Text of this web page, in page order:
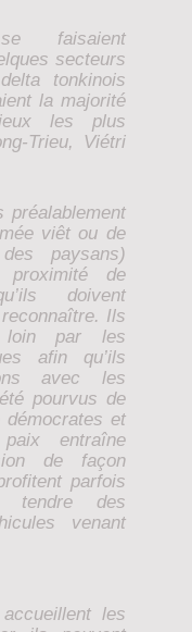
faisaient
secteurs
tonkinois
la majorité
les plus
Trieu, Viétri
préalablement
viêt ou de
paysans)
proximité de
doivent
Ils
loin par les
afin qu’ils
avec les
pourvus de
et
entraîne
de façon
parfois
tendre des
venant
les